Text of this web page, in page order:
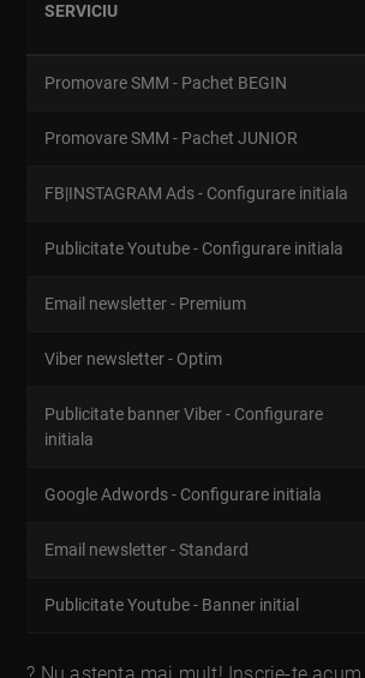
SERVICIU
Promovare SMM - Pachet BEGIN
Promovare SMM - Pachet JUNIOR
FB|INSTAGRAM Ads - Configurare initiala
Publicitate Youtube - Configurare initiala
Email newsletter - Premium
Viber newsletter - Optim
Publicitate banner Viber - Configurare
initiala
Google Adwords - Configurare initiala
Email newsletter - Standard
Publicitate Youtube - Banner initial